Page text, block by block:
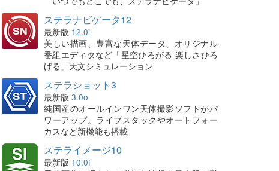
ステラナビゲータ12
最新版 12.0i
美しい描画、豊富な天体データ、オリジナル
番組エディタなど「星空ひろがる 楽しさひろ
げる」天文シミュレーション
ステラショット3
最新版 3.0o
純国産のオールインワン天体撮影ソフトがパ
ワーアップ。ライブスタックやオートフォー
カスなど新機能も搭載
ステライメージ10
最新版 10.0f